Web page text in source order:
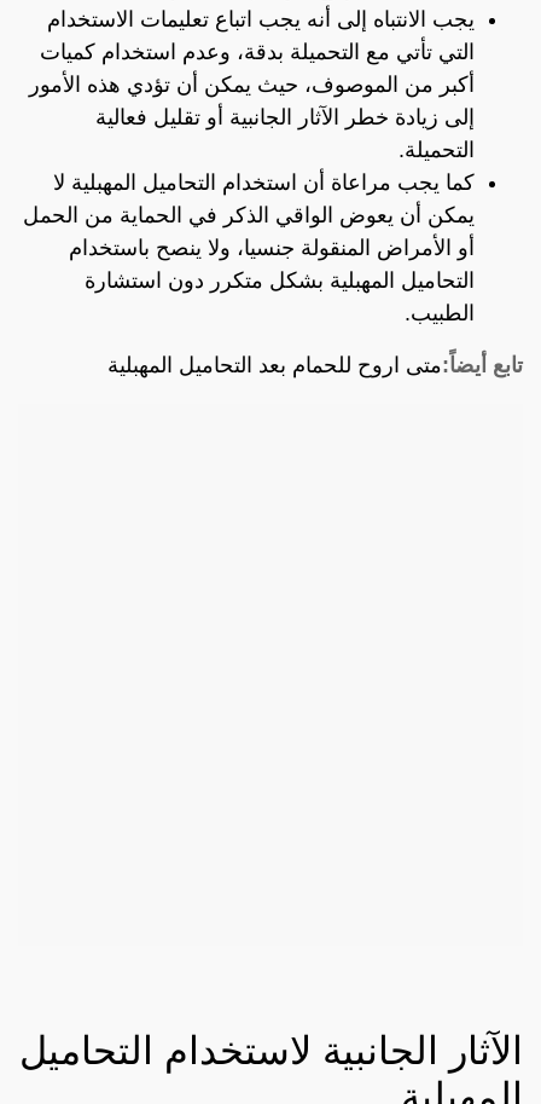
يجب الانتباه إلى أنه يجب اتباع تعليمات الاستخدام
التي تأتي مع التحميلة بدقة، وعدم استخدام كميات
أكبر من الموصوف، حيث يمكن أن تؤدي هذه الأمور
إلى زيادة خطر الآثار الجانبية أو تقليل فعالية
التحميلة.
كما يجب مراعاة أن استخدام التحاميل المهبلية لا
يمكن أن يعوض الواقي الذكر في الحماية من الحمل
أو الأمراض المنقولة جنسيا، ولا ينصح باستخدام
التحاميل المهبلية بشكل متكرر دون استشارة
الطبيب.
تابع أيضاً:متى اروح للحمام بعد التحاميل المهبلية
الآثار الجانبية لاستخدام التحاميل